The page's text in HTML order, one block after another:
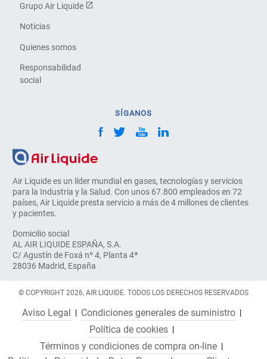
Air Liquide es un líder mundial en gases, tecnologías y servicios
para la Industria y la Salud. Con unos 67.800 empleados en 72
países, Air Liquide presta servicio a más de 4 millones de clientes
y pacientes.
Domicilio social
AL AIR LIQUIDE ESPAÑA, S.A.
C/ Agustín de Foxá nº 4, Planta 4ª
28036 Madrid, España
Grupo Air Liquide
Noticias
Quienes somos
Responsabilidad
social
SÍGANOS
© COPYRIGHT 2026, AIR LIQUIDE. TODOS LOS DERECHOS RESERVADOS
Aviso Legal
Condiciones generales de suministro
Política de cookies
Términos y condiciones de compra on-line